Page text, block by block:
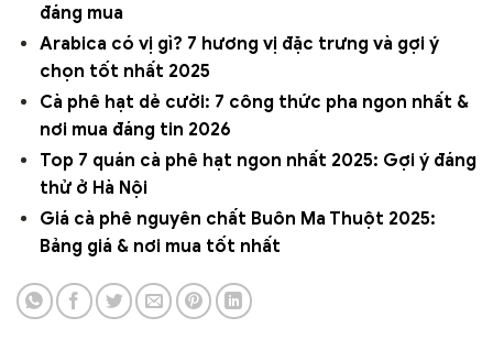
đáng mua
Arabica có vị gì? 7 hương vị đặc trưng và gợi ý
chọn tốt nhất 2025
Cà phê hạt dẻ cười: 7 công thức pha ngon nhất &
nơi mua đáng tin 2026
Top 7 quán cà phê hạt ngon nhất 2025: Gợi ý đáng
thử ở Hà Nội
Giá cà phê nguyên chất Buôn Ma Thuột 2025:
Bảng giá & nơi mua tốt nhất